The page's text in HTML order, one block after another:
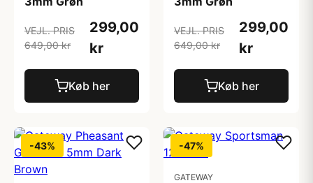
VEJL. PRIS
649,00 kr
299,00
kr
Køb her
VEJL. PRIS
649,00 kr
299,00
kr
Køb her
-43% -47%
GATEWAY